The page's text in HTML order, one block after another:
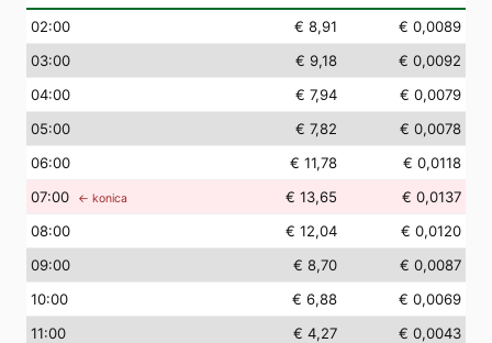
02:00 € 8,91
€ 0,0089
03:00 € 9,18
€ 0,0092
04:00 € 7,94
€ 0,0079
05:00 € 7,82
€ 0,0078
06:00 € 11,78
€ 0,0118
07:00 ← konica € 13,65
€ 0,0137
08:00 € 12,04
€ 0,0120
09:00 € 8,70
€ 0,0087
10:00 € 6,88
€ 0,0069
11:00 € 4,27
€ 0,0043